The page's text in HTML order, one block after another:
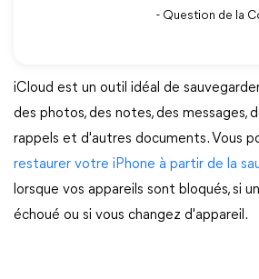
- Question de la
iCloud est un outil idéal de
des photos, des notes, des messages,
rappels et d'autres documents. Vous
restaurer votre iPhone à partir de la
lorsque vos appareils sont bloqués, si
échoué ou si vous changez d'appareil.